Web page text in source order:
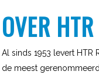
OVER
Al sinds 1953 levert
de meest